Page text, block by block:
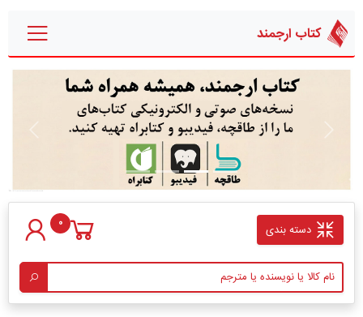
کتاب ارجمند
بعدی
دسته بندی 0